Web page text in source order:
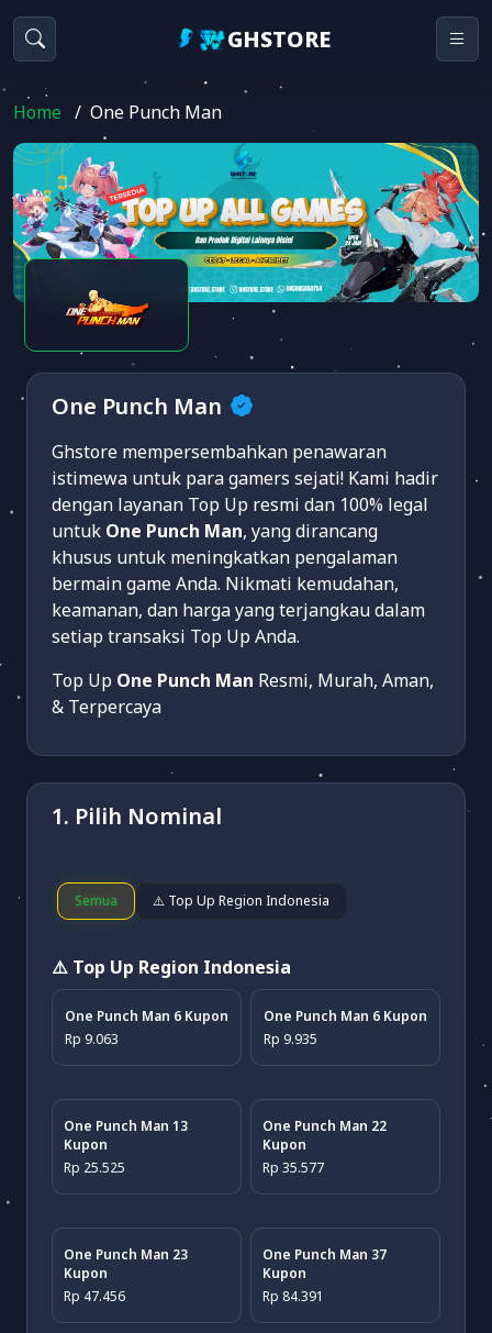
GHSTORE
Home / One Punch Man
One Punch Man
Ghstore mempersembahkan penawaran
istimewa untuk para gamers sejati! Kami hadir
dengan layanan Top Up resmi dan 100% legal
untuk One Punch Man, yang dirancang
khusus untuk meningkatkan pengalaman
bermain game Anda. Nikmati kemudahan,
keamanan, dan harga yang terjangkau dalam
setiap transaksi Top Up Anda.
Top Up One Punch Man Resmi, Murah, Aman,
& Terpercaya
1. Pilih Nominal
Semua ⚠️ Top Up Region Indonesia
⚠️ Top Up Region Indonesia
One Punch Man 6 Kupon
Rp 9.063
One Punch Man 6 Kupon
Rp 9.935
One Punch Man 13
Kupon
Rp 25.525
One Punch Man 22
Kupon
Rp 35.577
One Punch Man 23
Kupon
Rp 47.456
One Punch Man 37
Kupon
Rp 84.391